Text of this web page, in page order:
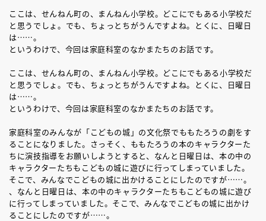
ここは、せんねん町の、まんねん小学校。どこにでもある小学校だ
と思うでしょ。でも、ちょっとちがうんですよね。とくに、日曜日
は……。
というわけで、今回は家庭科室のなかまたちのお話です。
ここは、せんねん町の、まんねん小学校。どこにでもある小学校だ
と思うでしょ。でも、ちょっとちがうんですよね。とくに、日曜日
は……。
というわけで、今回は家庭科室のなかまたちのお話です。
家庭科室のみんなが「こどもの城」の文化祭でももたろうの劇をす
ることになりました。さっそく、ももたろうの本のキャラクターた
ちに演技指導をお願いしようとすると、なんと日曜日は、本の中の
キャラクターたちもこどもの城に遊びに行ってしまっていました。
そこで、みんなでこどもの城に出かけることにしたのですが……。
、なんと日曜日は、本の中のキャラクターたちもこどもの城に遊び
に行ってしまっていました。そこで、みんなでこどもの城に出かけ
ることにしたのですが……。